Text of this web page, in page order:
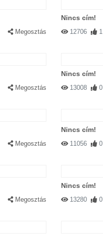
Megosztás
Nincs cím!
12706 1
Megosztás
Nincs cím!
13008 0
Megosztás
Nincs cím!
11056 0
Megosztás
Nincs cím!
13280 0